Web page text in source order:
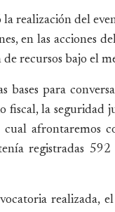
realización del
en las acciones
recursos bajo el
para
la seguridad
afrontaremos
registradas
realizada,